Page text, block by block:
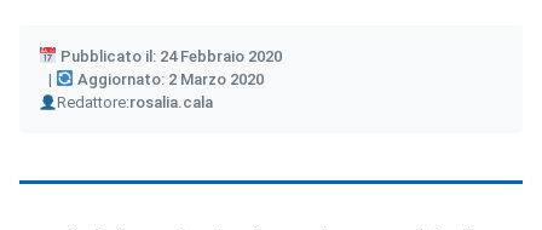
Pubblicato il: 24 Febbraio 2020
Aggiornato: 2 Marzo 2020
Redattore:
Author rosalia.cala